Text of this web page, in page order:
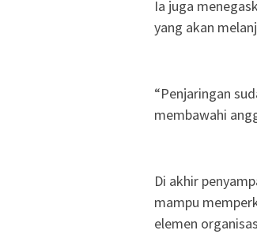
Ia juga
yang akan
“Penjaringan
membawahi
Di akhir
mampu
elemen